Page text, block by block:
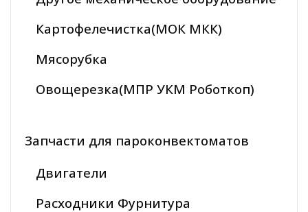
Картофелечистка(МОК МКК)
Мясорубка
Овощерезка(МПР УКМ Роботкоп)
Запчасти для пароконвектоматов
Двигатели
Расходники Фурнитура